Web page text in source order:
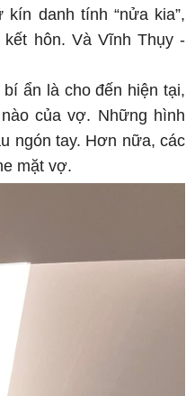
danh tính “nửa kia”,
hôn. Và Vĩnh Thụy -
ẩn là cho đến hiện tại,
của vợ. Những hình
ngón tay. Hơn nữa, các
mặt vợ.